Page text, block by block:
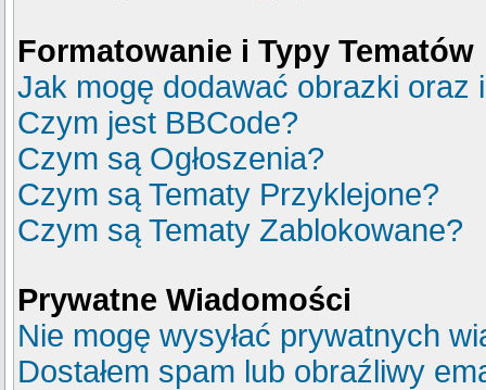
Formatowanie i Typy Tematów
Jak mogę dodawać obrazki oraz
Czym jest BBCode?
Czym są Ogłoszenia?
Czym są Tematy Przyklejone?
Czym są Tematy Zablokowane?
Prywatne Wiadomości
Nie mogę wysyłać prywatnych
Dostałem spam lub obraźliwy